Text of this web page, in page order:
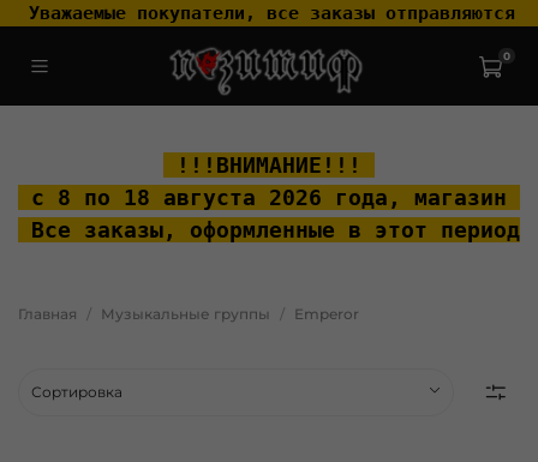
Уважаемые покупатели, все заказы отправляются
0
!!!ВНИМАНИЕ!!!
с 8 по 18 августа 2026 года, магазин
Все заказы, оформленные в этот
Главная Музыкальные группы Emperor